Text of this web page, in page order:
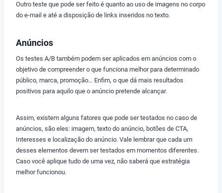
Outro teste que pode ser feito é quanto ao uso de imagens no corpo
do e-mail e até a disposição de links inseridos no texto.
Anúncios
Os testes A/B também podem ser aplicados em anúncios com o
objetivo de compreender o que funciona melhor para determinado
público, marca, promoção… Enfim, o que dá mais resultados
positivos para aquilo que o anúncio pretende alcançar.
Assim, existem alguns fatores que pode ser testados no caso de
anúncios, são eles: imagem, texto do anúncio, botões de CTA,
Interesses e localização do anúncio. Vale lembrar que cada um
desses elementos devem ser testados em momentos diferentes.
Caso você aplique tudo de uma vez, não saberá que estratégia
melhor funcionou.